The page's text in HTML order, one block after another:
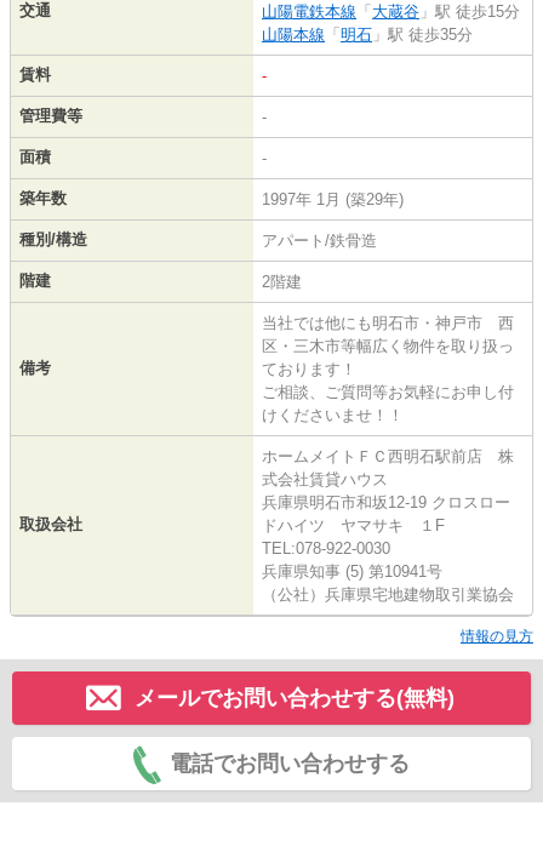
交通
山陽電鉄本線 「 大蔵谷 」駅 徒歩15分
山陽本線 「 明石 」駅 徒歩35分
賃料 -
管理費等 -
面積 -
築年数 1997年 1月 (築29年)
種別/構造 アパート/鉄骨造
階建 2階建
備考
当社では他にも明石市・神戸市 西
区・三木市等幅広く物件を取り扱っ
ております！
ご相談、ご質問等お気軽にお申し付
けくださいませ！！
取扱会社
ホームメイトＦＣ西明石駅前店 株
式会社賃貸ハウス
兵庫県明石市和坂12-19 クロスロー
ドハイツ ヤマサキ １F
TEL:078-922-0030
兵庫県知事 (5) 第10941号
（公社）兵庫県宅地建物取引業協会
情報の見方
メールでお問い合わせする(無料)
電話でお問い合わせする